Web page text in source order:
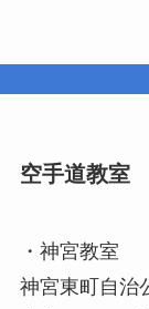
空手道教室
・神宮教室
神宮東町自治